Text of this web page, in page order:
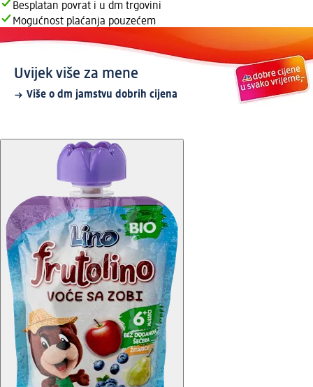
Besplatan povrat i u dm trgovini
Mogućnost plaćanja pouzećem
Uvijek više za mene
Više o dm jamstvu dobrih cijena